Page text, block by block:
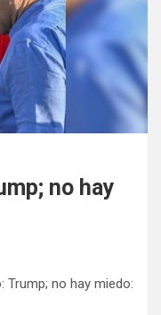
no hay
Trump; no hay miedo: